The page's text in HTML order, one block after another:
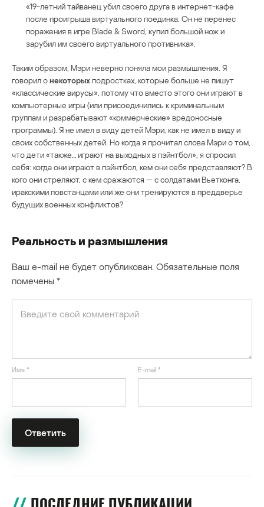
«19-летний тайванец убил своего друга в интернет-кафе
после проигрыша виртуального поединка. Он не перенес
поражения в игре Blade & Sword, купил большой нож и
зарубил им своего виртуального противника».
Таким образом, Мэри неверно поняла мои размышления. Я
говорил онекоторыхподростках, которые больше не пишут
«классические вирусы», потому что вместо этого они играют в
компьютерные игры (или присоединились к криминальным
группам и разрабатывают «коммерческие» вредоносные
программы). Я не имел в виду детей Мэри, как не имел в виду и
своих собственных детей. Но когда я прочитал слова Мэри о том,
что дети «также… играют на выходных в пэйнтбол», я спросил
себя: когда они играют в пэйнтбол, кем они себя представляют? В
кого они стреляют, с кем сражаются — с солдатами Вьетконга,
иракскими повстанцами или же они тренируются в преддверье
будущих военных конфликтов?
Реальность и размышления
Ваш e-mail не будет опубликован. Обязательные поля
помечены *
Имя * E-mail *